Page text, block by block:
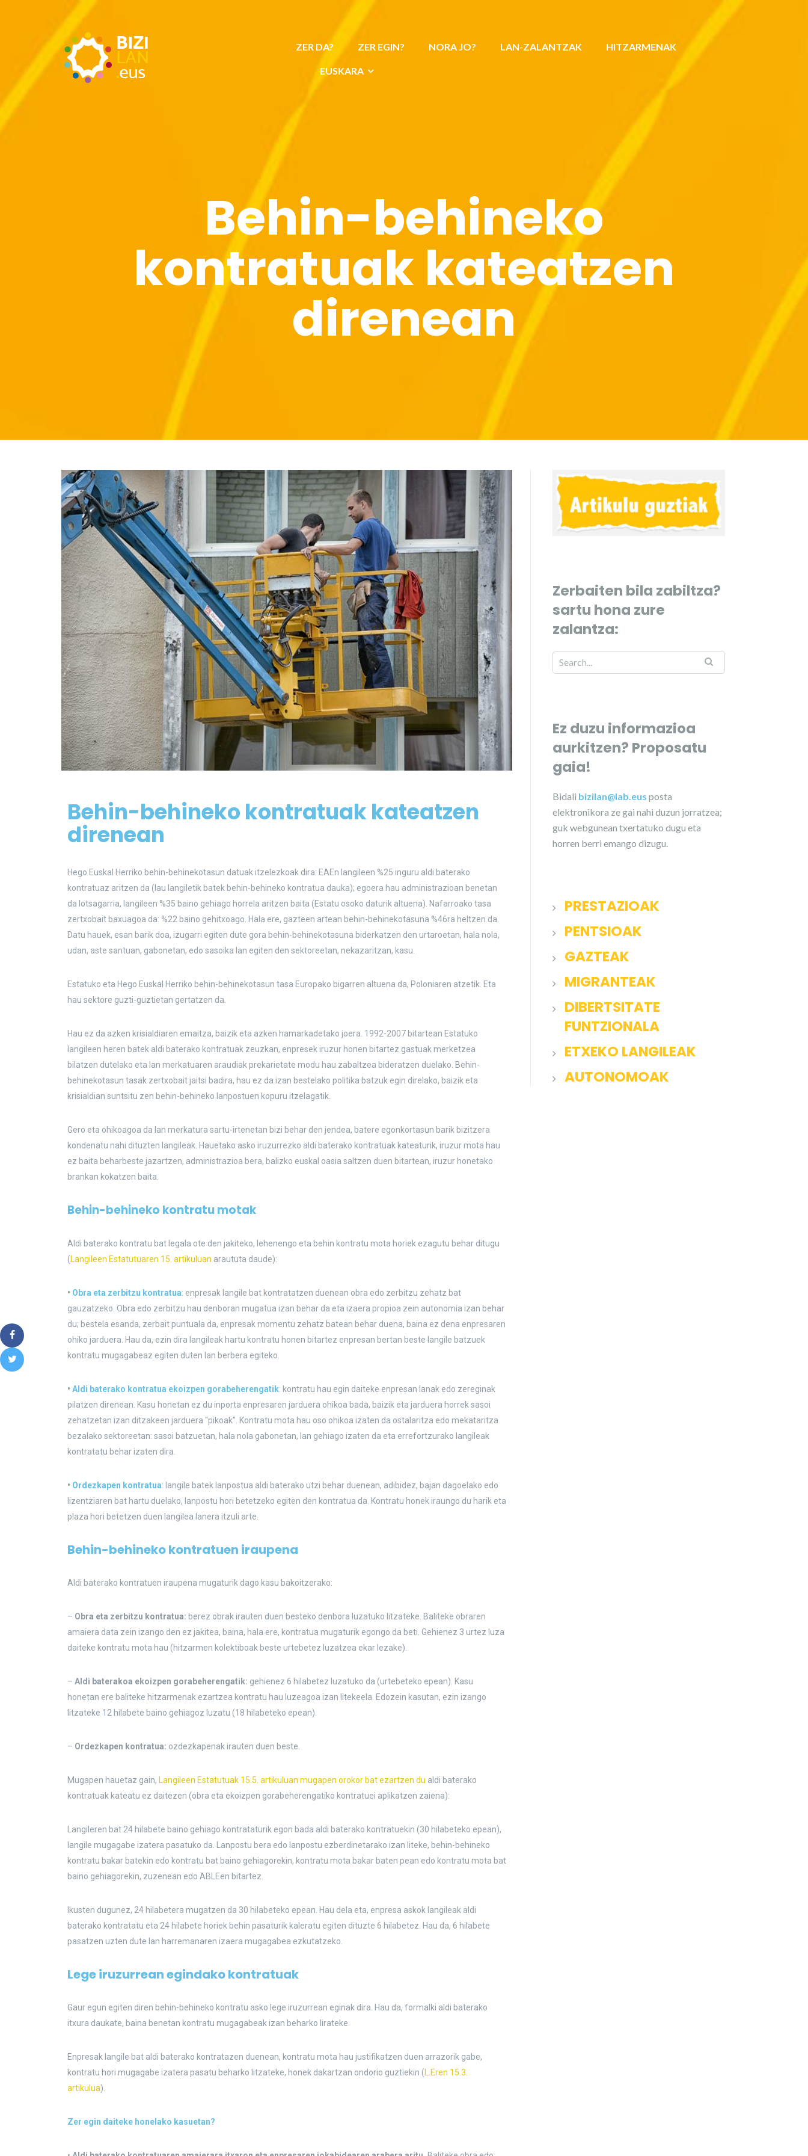
ZER DA? ZER EGIN? NORA JO? LAN-ZALANTZAK HITZARMENAK
EUSKARA
Behin-behineko
kontratuak kateatzen
direnean
Behin-behineko kontratuak kateatzen
direnean
Hego Euskal Herriko behin-behinekotasun datuak itzelezkoak dira: EAEn langileen %25 inguru aldi baterako
kontratuaz aritzen da (lau langiletik batek behin-behineko kontratua dauka); egoera hau administrazioan benetan
da lotsagarria, langileen %35 baino gehiago horrela aritzen baita (Estatu osoko daturik altuena). Nafarroako tasa
zertxobait baxuagoa da: %22 baino gehitxoago. Hala ere, gazteen artean behin-behinekotasuna %46ra heltzen da.
Datu hauek, esan barik doa, izugarri egiten dute gora behin-behinekotasuna biderkatzen den urtaroetan, hala nola,
udan, aste santuan, gabonetan, edo sasoika lan egiten den sektoreetan, nekazaritzan, kasu.
Estatuko eta Hego Euskal Herriko behin-behinekotasun tasa Europako bigarren altuena da, Poloniaren atzetik. Eta
hau sektore guzti-guztietan gertatzen da.
Hau ez da azken krisialdiaren emaitza, baizik eta azken hamarkadetako joera. 1992-2007 bitartean Estatuko
langileen heren batek aldi baterako kontratuak zeuzkan, enpresek iruzur honen bitartez gastuak merketzea
bilatzen dutelako eta lan merkatuaren araudiak prekarietate modu hau zabaltzea bideratzen duelako. Behin-
behinekotasun tasak zertxobait jaitsi badira, hau ez da izan bestelako politika batzuk egin direlako, baizik eta
krisialdian suntsitu zen behin-behineko lanpostuen kopuru itzelagatik.
Gero eta ohikoagoa da lan merkatura sartu-irtenetan bizi behar den jendea, batere egonkortasun barik bizitzera
kondenatu nahi dituzten langileak. Hauetako asko iruzurrezko aldi baterako kontratuak kateaturik, iruzur mota hau
ez baita beharbeste jazartzen, administrazioa bera, balizko euskal oasia saltzen duen bitartean, iruzur honetako
brankan kokatzen baita.
Behin-behineko kontratu motak
Aldi baterako kontratu bat legala ote den jakiteko, lehenengo eta behin kontratu mota horiek ezagutu behar ditugu
(Langileen Estatutuaren 15. artikuluan araututa daude):
• Obra eta zerbitzu kontratua: enpresak langile bat kontratatzen duenean obra edo zerbitzu zehatz bat
gauzatzeko. Obra edo zerbitzu hau denboran mugatua izan behar da eta izaera propioa zein autonomia izan behar
du; bestela esanda, zerbait puntuala da, enpresak momentu zehatz batean behar duena, baina ez dena enpresaren
ohiko jarduera. Hau da, ezin dira langileak hartu kontratu honen bitartez enpresan bertan beste langile batzuek
kontratu mugagabeaz egiten duten lan berbera egiteko.
• Aldi baterako kontratua ekoizpen gorabeherengatik: kontratu hau egin daiteke enpresan lanak edo zereginak
pilatzen direnean. Kasu honetan ez du inporta enpresaren jarduera ohikoa bada, baizik eta jarduera horrek sasoi
zehatzetan izan ditzakeen jarduera “pikoak”. Kontratu mota hau oso ohikoa izaten da ostalaritza edo mekataritza
bezalako sektoreetan: sasoi batzuetan, hala nola gabonetan, lan gehiago izaten da eta errefortzurako langileak
kontratatu behar izaten dira.
• Ordezkapen kontratua: langile batek lanpostua aldi baterako utzi behar duenean, adibidez, bajan dagoelako edo
lizentziaren bat hartu duelako, lanpostu hori betetzeko egiten den kontratua da. Kontratu honek iraungo du harik eta
plaza hori betetzen duen langilea lanera itzuli arte.
Behin-behineko kontratuen iraupena
Aldi baterako kontratuen iraupena mugaturik dago kasu bakoitzerako:
– Obra eta zerbitzu kontratua: berez obrak irauten duen besteko denbora luzatuko litzateke. Baliteke obraren
amaiera data zein izango den ez jakitea, baina, hala ere, kontratua mugaturik egongo da beti. Gehienez 3 urtez luza
daiteke kontratu mota hau (hitzarmen kolektiboak beste urtebetez luzatzea ekar lezake).
– Aldi baterakoa ekoizpen gorabeherengatik: gehienez 6 hilabetez luzatuko da (urtebeteko epean). Kasu
honetan ere baliteke hitzarmenak ezartzea kontratu hau luzeagoa izan litekeela. Edozein kasutan, ezin izango
litzateke 12 hilabete baino gehiagoz luzatu (18 hilabeteko epean).
– Ordezkapen kontratua: ozdezkapenak irauten duen beste.
Mugapen hauetaz gain, Langileen Estatutuak 15.5. artikuluan mugapen orokor bat ezartzen du aldi baterako
kontratuak kateatu ez daitezen (obra eta ekoizpen gorabeherengatiko kontratuei aplikatzen zaiena):
Langileren bat 24 hilabete baino gehiago kontrataturik egon bada aldi baterako kontratuekin (30 hilabeteko epean),
langile mugagabe izatera pasatuko da. Lanpostu bera edo lanpostu ezberdinetarako izan liteke, behin-behineko
kontratu bakar batekin edo kontratu bat baino gehiagorekin, kontratu mota bakar baten pean edo kontratu mota bat
baino gehiagorekin, zuzenean edo ABLEen bitartez.
Ikusten dugunez, 24 hilabetera mugatzen da 30 hilabeteko epean. Hau dela eta, enpresa askok langileak aldi
baterako kontratatu eta 24 hilabete horiek behin pasaturik kaleratu egiten dituzte 6 hilabetez. Hau da, 6 hilabete
pasatzen uzten dute lan harremanaren izaera mugagabea ezkutatzeko.
Lege iruzurrean egindako kontratuak
Gaur egun egiten diren behin-behineko kontratu asko lege iruzurrean eginak dira. Hau da, formalki aldi baterako
itxura daukate, baina benetan kontratu mugagabeak izan beharko lirateke.
Enpresak langile bat aldi baterako kontratazen duenean, kontratu mota hau justifikatzen duen arrazorik gabe,
kontratu hori mugagabe izatera pasatu beharko litzateke, honek dakartzan ondorio guztiekin (L.Eren 15.3.
artikulua).
Zer egin daiteke honelako kasuetan?
Zerbaiten bila zabiltza?
sartu hona zure
zalantza:
Ez duzu informazioa
aurkitzen? Proposatu
gaia!
Bidali bizilan@lab.eus posta
elektronikora ze gai nahi duzun jorratzea;
guk webgunean txertatuko dugu eta
horren berri emango dizugu.
PRESTAZIOAK
PENTSIOAK
GAZTEAK
MIGRANTEAK
DIBERTSITATE
FUNTZIONALA
ETXEKO LANGILEAK
AUTONOMOAK